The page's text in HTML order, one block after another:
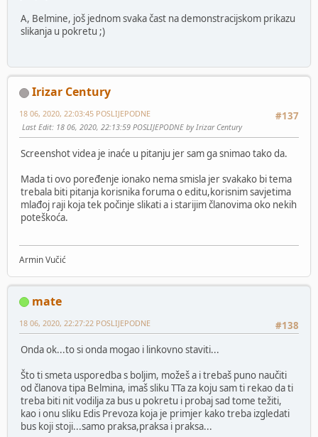
A, Belmine, još jednom svaka čast na demonstracijskom prikazu
slikanja u pokretu ;)
Irizar Century
#137
18 06, 2020, 22:03:45 POSLIJEPODNE
Last Edit: 18 06, 2020, 22:13:59 POSLIJEPODNE by Irizar Century
Screenshot videa je inaće u pitanju jer sam ga snimao tako da.
Mada ti ovo poređenje ionako nema smisla jer svakako bi tema
trebala biti pitanja korisnika foruma o editu,korisnim savjetima
mlađoj raji koja tek počinje slikati a i starijim članovima oko nekih
poteškoća.
Armin Vučić
mate
#138
18 06, 2020, 22:27:22 POSLIJEPODNE
Onda ok...to si onda mogao i linkovno staviti...
Što ti smeta usporedba s boljim, možeš a i trebaš puno naučiti
od članova tipa Belmina, imaš sliku TTa za koju sam ti rekao da ti
treba biti nit vodilja za bus u pokretu i probaj sad tome težiti,
kao i onu sliku Edis Prevoza koja je primjer kako treba izgledati
bus koji stoji...samo praksa,praksa i praksa...